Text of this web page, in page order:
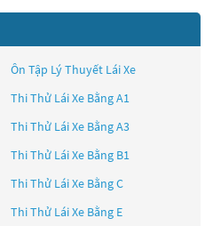
Ôn Tập Lý Thuyết Lái Xe
Thi Thử Lái Xe Bằng A1
Thi Thử Lái Xe Bằng A3
Thi Thử Lái Xe Bằng B1
Thi Thử Lái Xe Bằng C
Thi Thử Lái Xe Bằng E